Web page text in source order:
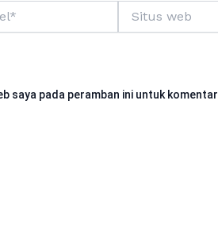
web
saya pada peramban ini untuk